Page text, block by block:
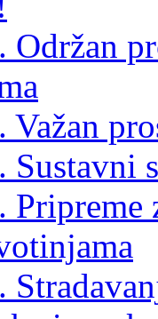
Održan
Važan
Sustavni